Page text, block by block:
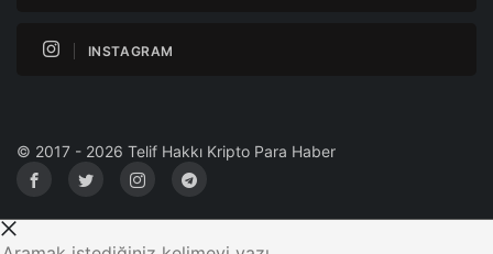
INSTAGRAM
© 2017 - 2026 Telif Hakkı Kripto Para Haber